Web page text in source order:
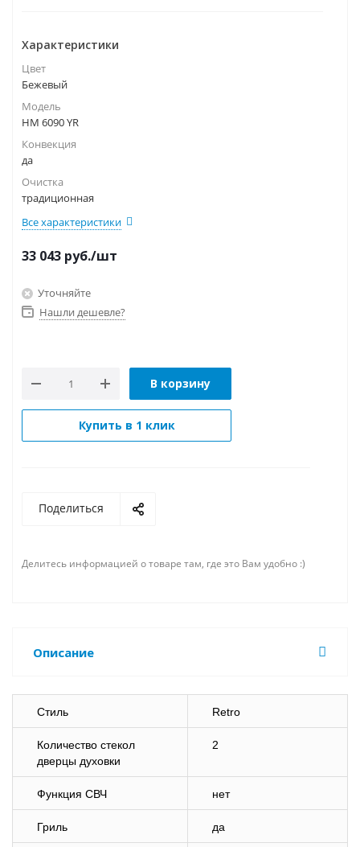
Характеристики
Цвет
Бежевый
Модель
HM 6090 YR
Конвекция
да
Очистка
традиционная
Все характеристики
33 043 руб./шт
Уточняйте
Нашли дешевле?
В корзину
Купить в 1 клик
Поделиться
Делитесь информацией о товаре там, где это Вам удобно :)
Описание
Стиль Retro
Количество стекол
дверцы духовки
2
Функция СВЧ нет
Гриль да